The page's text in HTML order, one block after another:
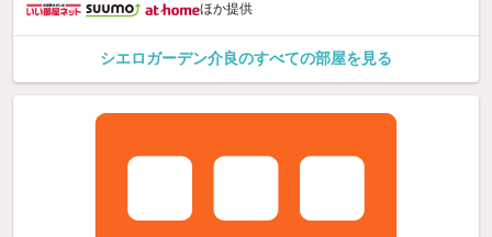
ほか提供
シエロガーデン介良のすべての部屋を見る